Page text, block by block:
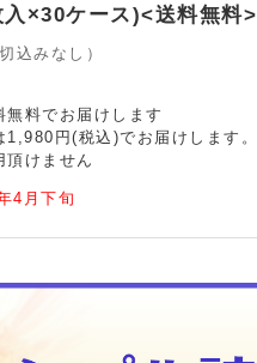
×30ケース)<送料無料>
込みなし）
料でお届けします
1,980円(税込)でお届けします。
けません
4月下旬